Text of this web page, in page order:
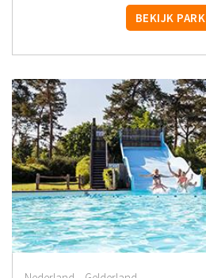
BEKIJK PARK